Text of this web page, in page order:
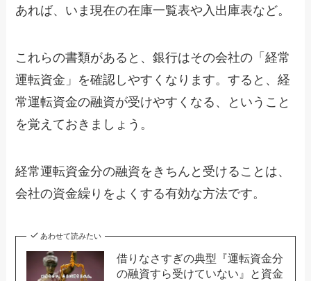
あれば、いま現在の在庫一覧表や入出庫表など。
これらの書類があると、銀行はその会社の「経常
運転資金」を確認しやすくなります。すると、経
常運転資金の融資が受けやすくなる、ということ
を覚えておきましょう。
経常運転資金分の融資をきちんと受けることは、
会社の資金繰りをよくする有効な方法です。
あわせて読みたい
借りなさすぎの典型『運転資金分
の融資すら受けていない』と資金